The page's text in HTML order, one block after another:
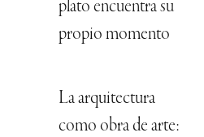
plato encuentra su
propio momento
La arquitectura
como obra de arte: